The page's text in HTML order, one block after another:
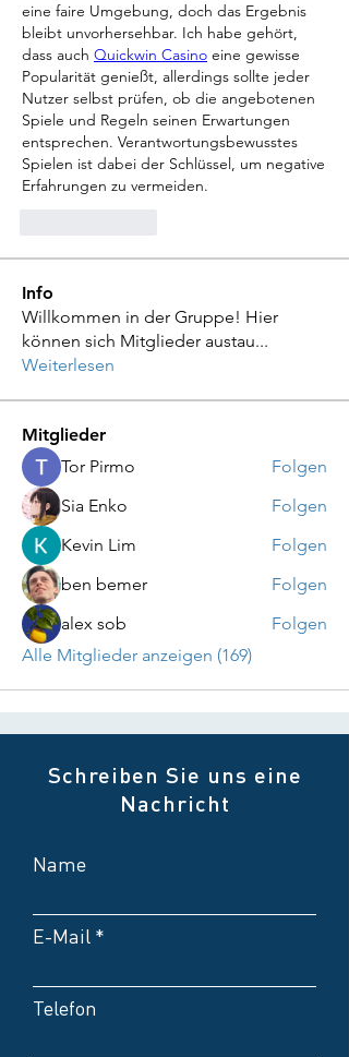
eine faire Umgebung, doch das Ergebnis
bleibt unvorhersehbar. Ich habe gehört,
dass auch Quickwin Casino eine gewisse
Popularität genießt, allerdings sollte jeder
Nutzer selbst prüfen, ob die angebotenen
Spiele und Regeln seinen Erwartungen
entsprechen. Verantwortungsbewusstes
Spielen ist dabei der Schlüssel, um negative
Erfahrungen zu vermeiden.
Info
Willkommen in der Gruppe! Hier
können sich Mitglieder austau...
Weiterlesen
Mitglieder
Tor Pirmo
Folgen
Sia Enko
Folgen
Kevin Lim
Folgen
ben bemer
Folgen
alex sob
Folgen
Alle Mitglieder anzeigen (169)
Schreiben Sie uns eine
Nachricht
Name
E-Mail
Telefon